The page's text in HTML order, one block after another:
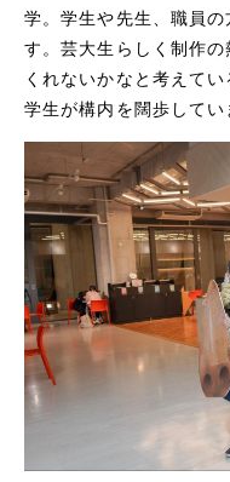
学。学生や先生、職員
す。芸大生らしく制作
くれないかなと考えて
学生が構内を闊歩してい